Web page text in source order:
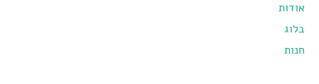
אודות
בלוג
חנות